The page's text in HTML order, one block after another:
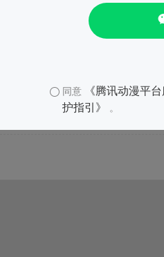
同意 《腾讯动漫平台
护指引》
。